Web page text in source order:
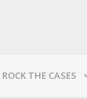
ROCK THE CASES